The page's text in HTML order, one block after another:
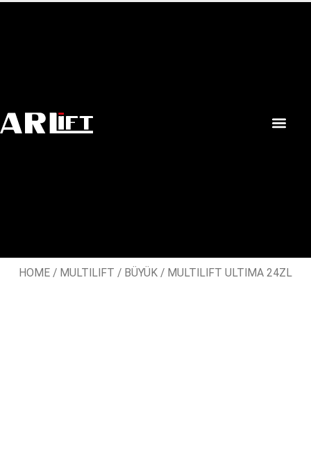
HOME / MULTILIFT / BÜYÜK / MULTILIFT ULTIMA 24ZL